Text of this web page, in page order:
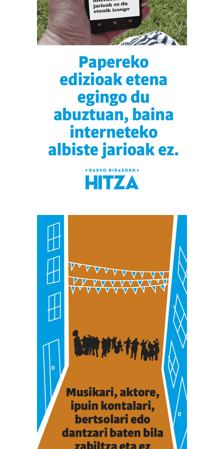
produktuak garatzeko. Zure datuak nork eta zertarako
erabiltzen dituen hauta dezakezu.
Bazkide batzuek ez dizute baimenik eskatzen, eta beren
bazkideen zerrenda, beren ustez zein helburutarako
duten interes legitimoa eta horren aurka nola egin
dezakezun ikusteko.
Lortu zure datu pertsonalak prozesatzeko moduari
buruzko informazio gehiago eta ezarri zure lehentasunak
datuen atalean. Edozein unetan alda edo ken dezakezu
zure baimena Cookieen adierazpenean.
Webgune honek cookie propioak eta hirugarrenen cookie-
fitxategiak erabiltzen ditu. Zure esperientzia eta
Gehiago